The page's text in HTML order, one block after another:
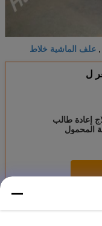
, علف الماشية خلاط
ل
إعادة طالب